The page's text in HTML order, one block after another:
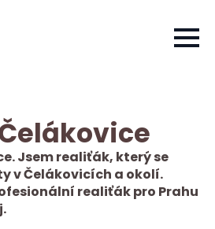
Jsem realiťák, který se
v Čelákovicích a okolí.
realiťák pro Prahu